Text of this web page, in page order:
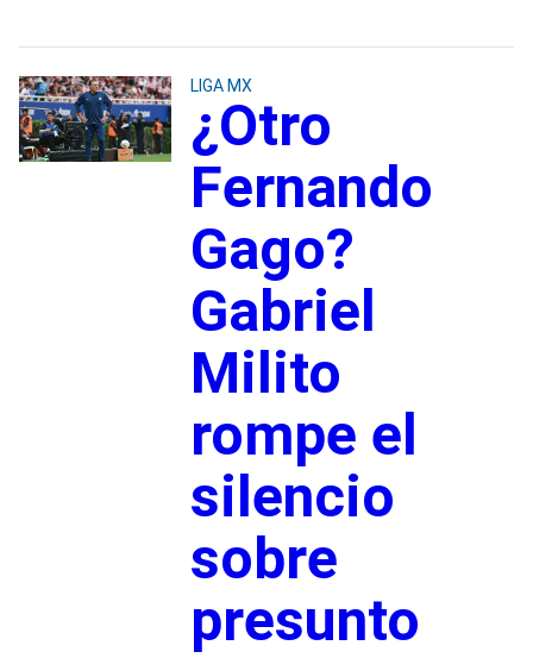
LIGA MX
¿Otro
Fernando
Gago?
Gabriel
Milito
rompe el
silencio
sobre
presunto